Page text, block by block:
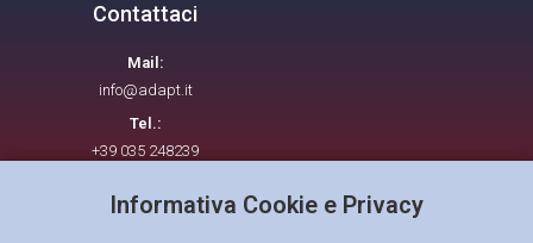
Contattaci
Mail:
info@adapt.it
Tel.:
+39 035 248239
Informativa Cookie e Privacy